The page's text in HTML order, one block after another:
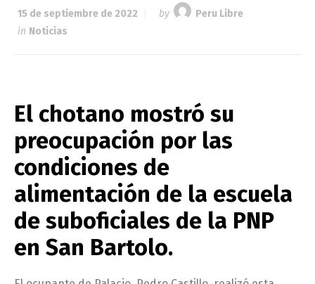
15 de septiembre de 2022 by
Peru Libre
in Noticias
El chotano mostró su
preocupación por las
condiciones de
alimentación de la escuela
de suboficiales de la PNP
en San Bartolo.